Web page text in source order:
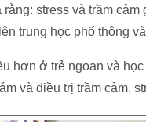
stress và trầm
trung học phổ thông
hơn ở trẻ ngoan và
và điều trị trầm cảm,